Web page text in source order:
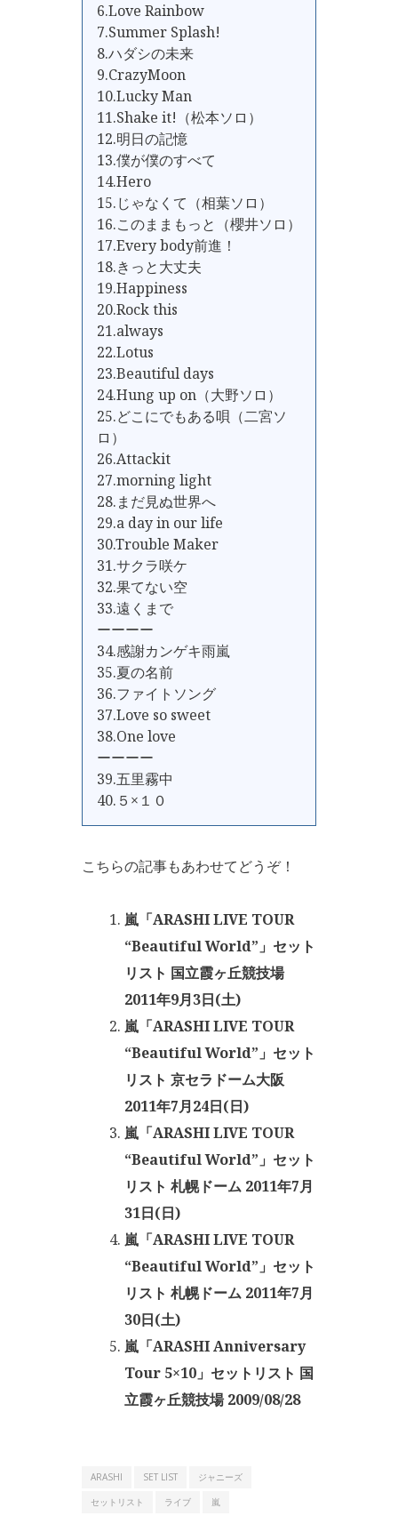
6.Love Rainbow
7.Summer Splash!
8.ハダシの未来
9.CrazyMoon
10.Lucky Man
11.Shake it!（松本ソロ）
12.明日の記憶
13.僕が僕のすべて
14.Hero
15.じゃなくて（相葉ソロ）
16.このままもっと（櫻井ソロ）
17.Every body前進！
18.きっと大丈夫
19.Happiness
20.Rock this
21.always
22.Lotus
23.Beautiful days
24.Hung up on（大野ソロ）
25.どこにでもある唄（二宮ソ
ロ）
26.Attackit
27.morning light
28.まだ見ぬ世界へ
29.a day in our life
30.Trouble Maker
31.サクラ咲ケ
32.果てない空
33.遠くまで
ーーーー
34.感謝カンゲキ雨嵐
35.夏の名前
36.ファイトソング
37.Love so sweet
38.One love
ーーーー
39.五里霧中
40.５×１０
こちらの記事もあわせてどうぞ！
嵐「ARASHI LIVE TOUR
“Beautiful World”」セット
リスト 国立霞ヶ丘競技場
2011年9月3日(土)
嵐「ARASHI LIVE TOUR
“Beautiful World”」セット
リスト 京セラドーム大阪
2011年7月24日(日)
嵐「ARASHI LIVE TOUR
“Beautiful World”」セット
リスト 札幌ドーム 2011年7月
31日(日)
嵐「ARASHI LIVE TOUR
“Beautiful World”」セット
リスト 札幌ドーム 2011年7月
30日(土)
嵐「ARASHI Anniversary
Tour 5×10」セットリスト 国
立霞ヶ丘競技場 2009/08/28
ARASHI SET LIST
ジャニーズ
セットリスト
ライブ 嵐